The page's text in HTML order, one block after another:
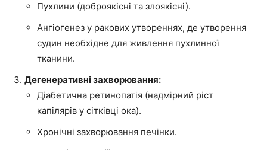
Пухлини (доброякісні та злоякісні).
Ангіогенез у ракових утвореннях, де утворення
судин необхідне для живлення пухлинної
тканини.
Дегенеративні захворювання:
Діабетична ретинопатія (надмірний ріст
капілярів у сітківці ока).
Хронічні захворювання печінки.